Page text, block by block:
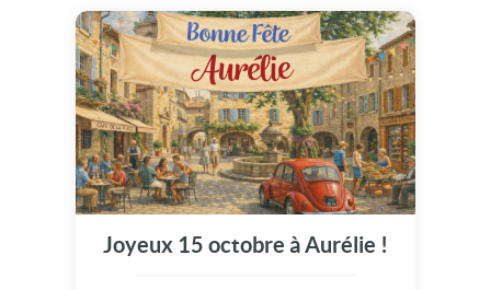
Joyeux 15 octobre à Aurélie !